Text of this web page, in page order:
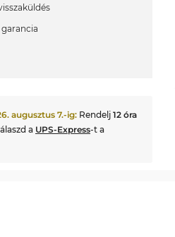
augusztus 7.-ig: Rendelj 12 óra
a UPS-Express-t a